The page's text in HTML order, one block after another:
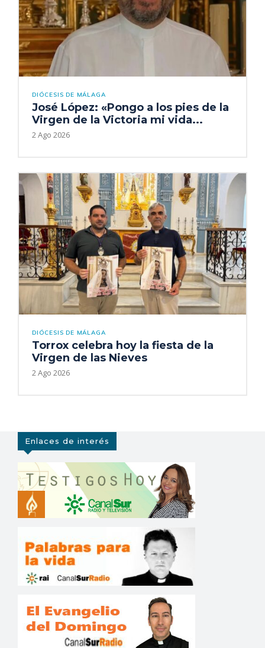
DIÓCESIS DE MÁLAGA
José López: «Pongo a los pies de la
Virgen de la Victoria mi vida...
2 Ago 2026
DIÓCESIS DE MÁLAGA
Torrox celebra hoy la fiesta de la
Virgen de las Nieves
2 Ago 2026
Enlaces de interés